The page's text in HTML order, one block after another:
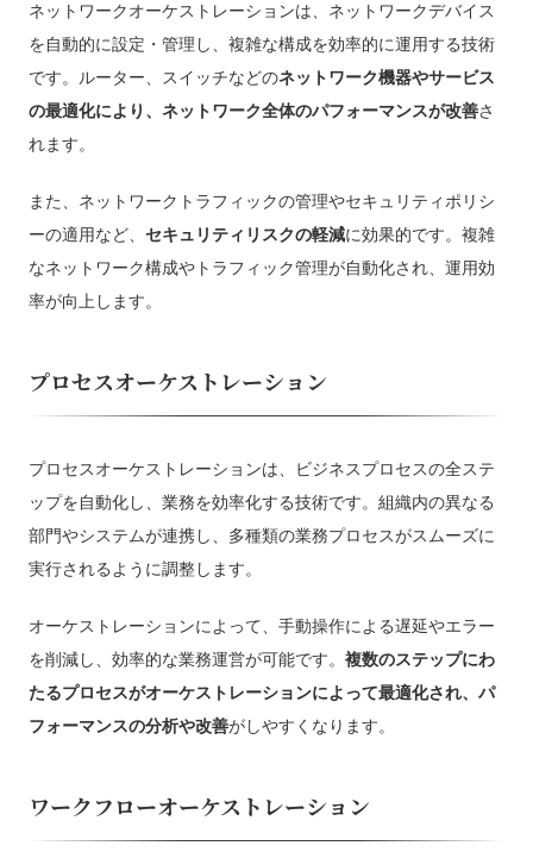
ネットワークオーケストレーションは、ネットワークデバイス
を自動的に設定・管理し、複雑な構成を効率的に運用する技術
です。ルーター、スイッチなどのネットワーク機器やサービス
の最適化により、ネットワーク全体のパフォーマンスが改善さ
れます。
また、ネットワークトラフィックの管理やセキュリティポリシ
ーの適用など、 セキュリティリスクの軽減に効果的です。複雑
なネットワーク構成やトラフィック管理が自動化され、運用効
率が向上します。
プロセスオーケストレーション
プロセスオーケストレーションは、ビジネスプロセスの全ステ
ップを自動化し、業務を効率化する技術です。組織内の異なる
部門やシステムが連携し、多種類の業務プロセスがスムーズに
実行されるように調整します。
オーケストレーションによって、手動操作による遅延やエラー
を削減し、効率的な業務運営が可能です。 複数のステップにわ
たるプロセスがオーケストレーションによって最適化され、パ
フォーマンスの分析や改善がしやすくなります。
ワークフローオーケストレーション